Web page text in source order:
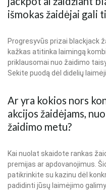
išmokas žaidėjai gali
Progresyvūs prizai blackjack
kažkas atitinka laimingą
priklausomai nuo žaidimo
Sekite puodą dėl didelių
Ar yra kokios nors
akcijos žaidėjams,
žaidimo metu?
Kai nuolat skaidote rankas
premijas ar apdovanojimus.
patikrinkite su kazinu dėl
padidinti jūsų laimėjimo